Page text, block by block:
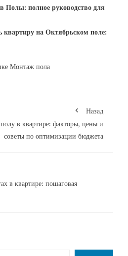
Полы: полное руководство для
квартиру на Октябрьском поле:
Монтаж пола
Назад
в квартире: факторы, цены и
советы по оптимизации бюджета
в квартире: пошаговая